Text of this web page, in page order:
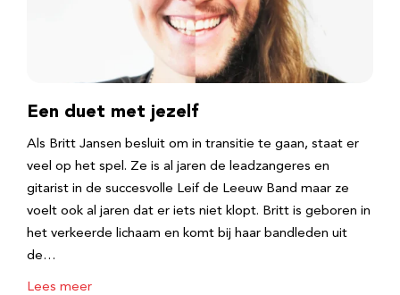
Een duet met jezelf
Als Britt Jansen besluit om in transitie te gaan, staat er
veel op het spel. Ze is al jaren de leadzangeres en
gitarist in de succesvolle Leif de Leeuw Band maar ze
voelt ook al jaren dat er iets niet klopt. Britt is geboren in
het verkeerde lichaam en komt bij haar bandleden uit
de…
Lees meer